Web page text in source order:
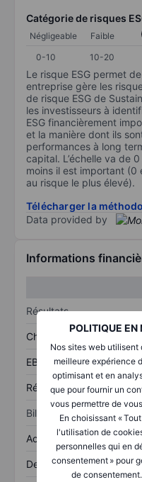
POLITIQUE EN
Nos sites web
meilleure expérience
optimisant et en
que pour fournir un
vous permettre de
En choisissant «
l'utilisation de
personnelles qui en
consentement » pour
de
Catégorie de risques
Négligeable Faible
0-10
10-20
Le risque ESG permet
entreprise gère les
de risque ESG de
les investisseurs à
ESG financièrement
et la manière dont ils
performances à long
capital. L’échelle va de
moins il est important (0
au risque le plus élevé).
Télécharger la
Data provided by
Informations
Résultats
Chiffre d’affaires
EBITDA
Résultat net
Bilan
Actifs totaux
Dette totale